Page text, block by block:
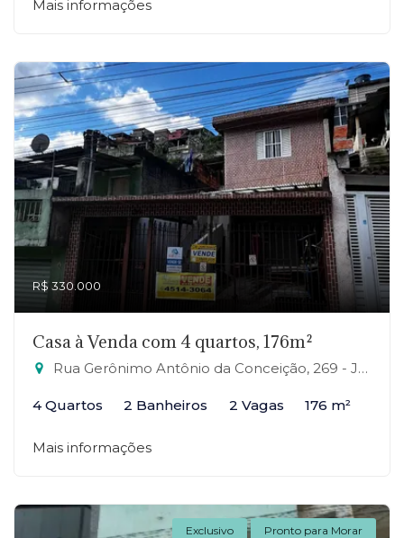
Mais informações
R$ 330.000
Casa à Venda com 4 quartos, 176m²
Rua Gerônimo Antônio da Conceição, 269 - Jardim Zaira, Mauá-SP
4 Quartos 2 Banheiros 2 Vagas 176 m²
Mais informações
Exclusivo Pronto para Morar